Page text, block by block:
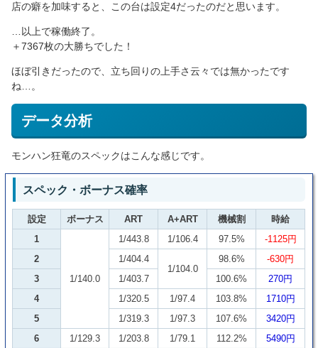
店の癖を加味すると、この台は設定4だったのだと思います。
…以上で稼働終了。
＋7367枚の大勝ちでした！
ほぼ引きだったので、立ち回りの上手さ云々では無かったです
ね…。
データ分析
モンハン狂竜のスペックはこんな感じです。
スペック・ボーナス確率
設定 ボーナス ART A+ART 機械割
時給
1
1/140.0
1/443.8 1/106.4 97.5%
-1125円
2
1/404.4
1/104.0
98.6%
-630円
3
1/403.7 100.6%
270円
4
1/320.5 1/97.4 103.8%
1710円
5
1/319.3 1/97.3 107.6%
3420円
6
1/129.3 1/203.8 1/79.1 112.2% 5490円